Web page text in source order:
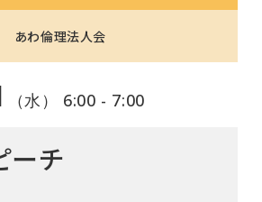
あわ倫理法人会
（水） 6:00 - 7:00
ーチ